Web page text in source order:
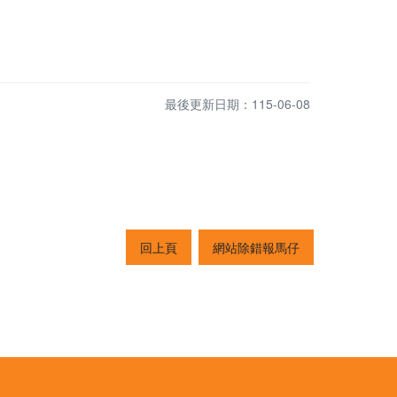
最後更新日期：115-06-08
回上頁 網站除錯報馬仔